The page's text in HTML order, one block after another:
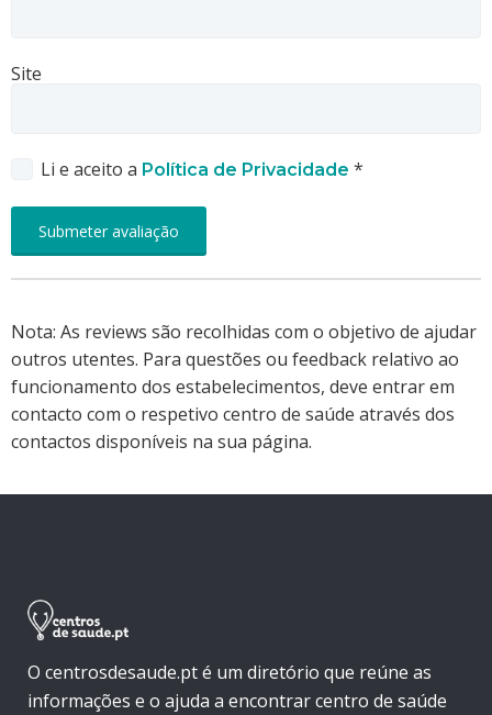
Site
Li e aceito a Política de Privacidade *
Nota: As reviews são recolhidas com o objetivo de ajudar
outros utentes. Para questões ou feedback relativo ao
funcionamento dos estabelecimentos, deve entrar em
contacto com o respetivo centro de saúde através dos
contactos disponíveis na sua página.
O centrosdesaude.pt é um diretório que reúne as
informações e o ajuda a encontrar centro de saúde